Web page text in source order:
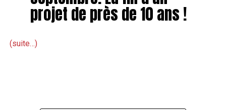
SUIVANT
Nouvelles photos du futur stade de hockey hannutois
Hannut commémore la libération des camps
projet de près de 10 ans !
(suite…)